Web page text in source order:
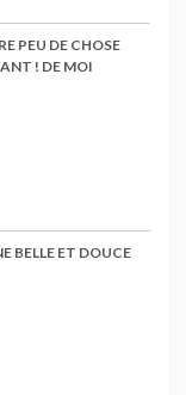
PEU DE CHOSE
! DE MOI
BELLE ET DOUCE